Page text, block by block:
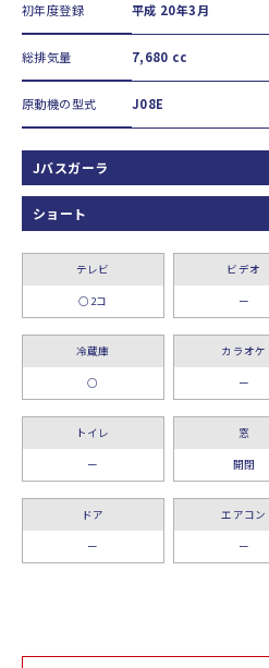
初年度登録 平成 20年3月
総排気量 7,680 cc
原動機の型式 J08E
Jバスガーラ
ショート
テレビ
○2コ
ビデオ
ー
冷蔵庫
○
カラオケ
ー
トイレ
ー
窓
開閉
ドア
ー
エアコン
ー